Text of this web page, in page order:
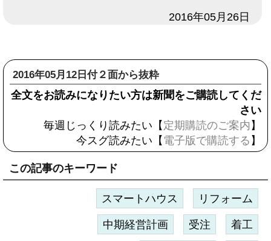
2016年05月26日
2016年05月12日付２面から抜粋
全文をお読みになりたい方は新聞をご購読してくだ
さい
毎週じっくり読みたい【 定期購読のご案内 】
今スグ読みたい【 電子版で購読する 】
この記事のキーワード
スマートハウス リフォーム
中期経営計画 受注 着工